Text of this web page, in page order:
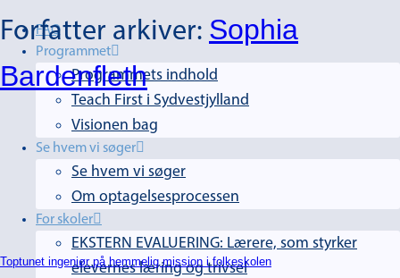
FAQ
Programmet
Programmets indhold
Teach First i Sydvestjylland
Visionen bag
Se hvem vi søger
Se hvem vi søger
Om optagelsesprocessen
For skoler
EKSTERN EVALUERING: Lærere, som styrker
elevernes læring og trivsel
Forfatter arkiver: Sophia
Bardenfleth
Toptunet ingeniør på hemmelig mission i folkeskolen